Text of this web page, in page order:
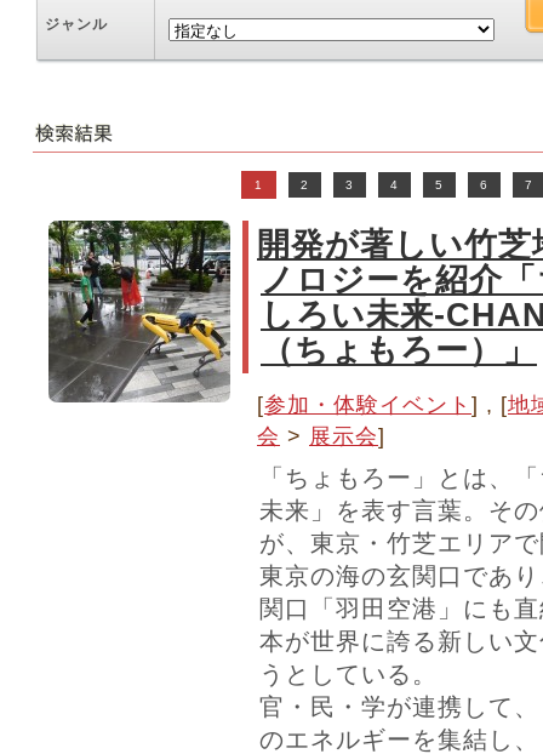
ジャンル
1 2 3 4 5 6 7
開発が著しい竹
ノロジーを紹介
しろい未来-
（ちょもろー）」
[参加・体験イベント ] , [地
会 > 展示会]
「ちょもろー」とは、
未来」を表す言葉。そ
が、東京・竹芝エリア
東京の海の玄関口であ
関口「羽田空港」にも
本が世界に誇る新しい
うとしている。
官・民・学が連携して
のエネルギーを集結し